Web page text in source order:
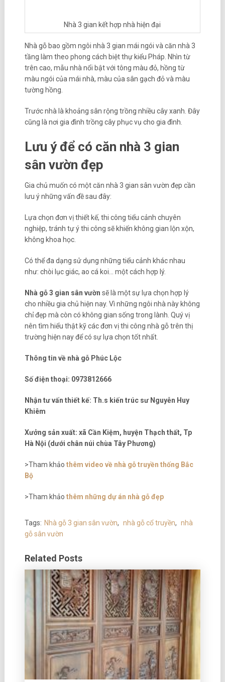
Nhà 3 gian kết hợp nhà hiện đại
Nhà gỗ bao gồm ngôi nhà 3 gian mái ngói và căn nhà 3
tầng làm theo phong cách biệt thự kiểu Pháp. Nhìn từ
trên cao, mẫu nhà nổi bật với tông màu đỏ, hồng từ
màu ngói của mái nhà, màu của sân gạch đỏ và màu
tường hồng.
Trước nhà là khoảng sân rộng trồng nhiều cây xanh. Đây
cũng là nơi gia đình trồng cây phục vụ cho gia đình.
Lưu ý để có căn nhà 3 gian
sân vườn đẹp
Gia chủ muốn có một căn nhà 3 gian sân vườn đẹp cần
lưu ý những vấn đề sau đây:
Lựa chọn đơn vị thiết kế, thi công tiểu cảnh chuyên
nghiệp, tránh tự ý thi công sẽ khiến không gian lộn xộn,
không khoa học.
Có thể đa dạng sử dụng những tiểu cảnh khác nhau
như: chòi lục giác, ao cá koi… một cách hợp lý.
Nhà gỗ 3 gian sân vườn sẽ là một sự lựa chọn hợp lý
cho nhiều gia chủ hiện nay. Vì những ngôi nhà này không
chỉ đẹp mà còn có không gian sống trong lành. Quý vị
nên tìm hiểu thật kỹ các đơn vị thi công nhà gỗ trên thị
trường hiện nay để có sự lựa chọn tốt nhất.
Thông tin về nhà gỗ Phúc Lộc
Số điện thoại: 0973812666
Nhận tư vấn thiết kế: Th.s kiến trúc sư Nguyễn Huy
Khiêm
Xưởng sản xuất: xã Cần Kiệm, huyện Thạch thất, Tp
Hà Nội (dưới chân núi chùa Tây Phương)
>Tham khảo thêm video về nhà gỗ truyền thống Bắc
Bộ
>Tham khảo thêm những dự án nhà gỗ đẹp
Tags: Nhà gỗ 3 gian sân vườn, nhà gỗ cổ truyền, nhà
gỗ sân vườn
Related Posts